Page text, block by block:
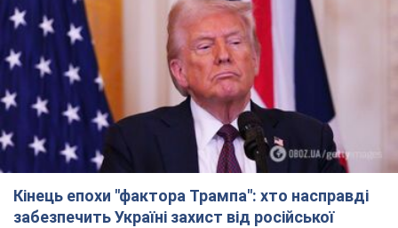
Кінець епохи "фактора Трампа": хто насправді
забезпечить Україні захист від російської